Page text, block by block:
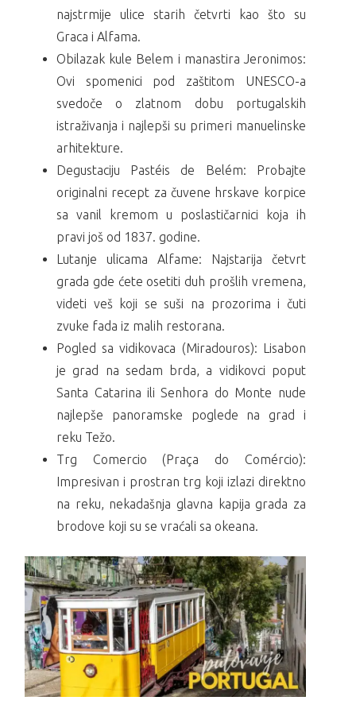
najstrmije ulice starih četvrti kao što su
Graca i Alfama.
Obilazak kule Belem i manastira Jeronimos:
Ovi spomenici pod zaštitom UNESCO-a
svedoče o zlatnom dobu portugalskih
istraživanja i najlepši su primeri manuelinske
arhitekture.
Degustaciju Pastéis de Belém: Probajte
originalni recept za čuvene hrskave korpice
sa vanil kremom u poslastičarnici koja ih
pravi još od 1837. godine.
Lutanje ulicama Alfame: Najstarija četvrt
grada gde ćete osetiti duh prošlih vremena,
videti veš koji se suši na prozorima i čuti
zvuke fada iz malih restorana.
Pogled sa vidikovaca (Miradouros): Lisabon
je grad na sedam brda, a vidikovci poput
Santa Catarina ili Senhora do Monte nude
najlepše panoramske poglede na grad i
reku Težo.
Trg Comercio (Praça do Comércio):
Impresivan i prostran trg koji izlazi direktno
na reku, nekadašnja glavna kapija grada za
brodove koji su se vraćali sa okeana.